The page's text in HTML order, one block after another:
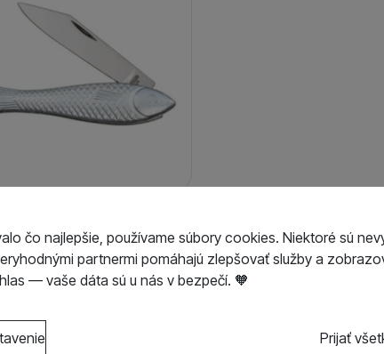
čo najlepšie, používame súbory cookies. Niektoré sú
partnermi pomáhajú zlepšovať služby a
— vaše dáta sú u nás v bezpečí. 🧡
náš web nebude fungovať Prijať
MI-130-NZN-1
/ Ihneď na
7,65€